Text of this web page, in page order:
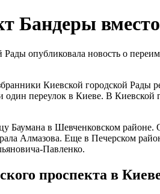
Бандеры
опубликовала новость о
Киевской городской
переулок в Киеве. В Киевской
Баумана в Шевченковском
Алмазова. Еще в Печерском
Павленко.
проспекта в